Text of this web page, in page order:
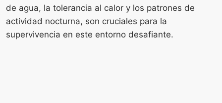
de agua, la tolerancia al calor y los patrones de
actividad nocturna, son cruciales para la
supervivencia en este entorno desafiante.